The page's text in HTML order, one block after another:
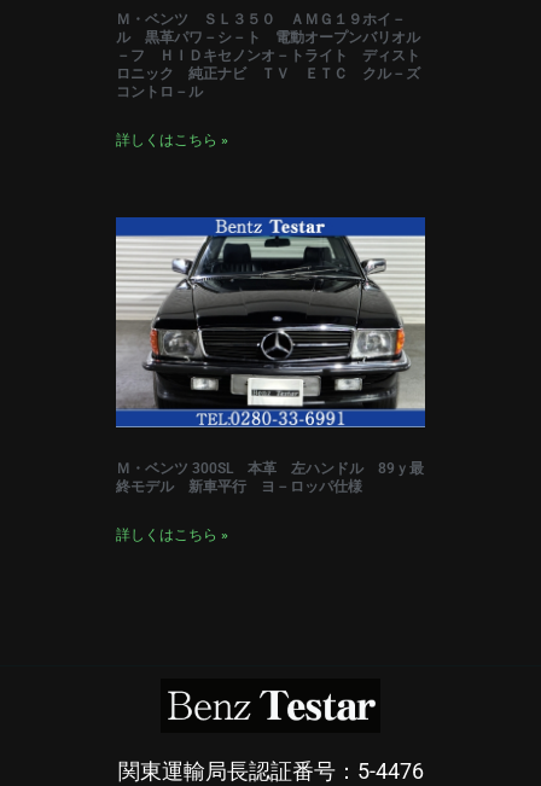
Ｍ・ベンツ ＳＬ３５０ ＡＭＧ１９ホイ－
ル 黒革パワ－シ－ト 電動オープンバリオル
－フ ＨＩＤキセノンオ－トライト ディスト
ロニック 純正ナビ ＴＶ ＥＴＣ クル－ズ
コントロ－ル
詳しくはこちら »
Ｍ・ベンツ 300SL 本革 左ハンドル 89ｙ最
終モデル 新車平行 ヨ－ロッパ仕様
詳しくはこちら »
関東運輸局長認証番号：5-4476